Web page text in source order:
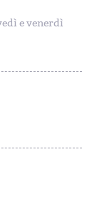
e venerdì